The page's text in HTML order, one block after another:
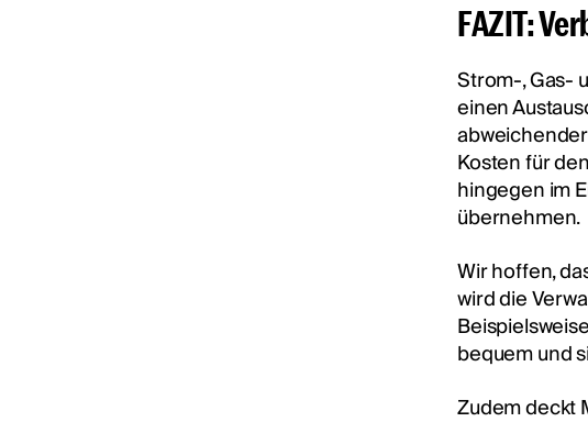
FAZIT:
Strom-, Gas-
einen
Kosten für
hingegen im
übernehmen.
Wir hoffen,
wird die
bequem und
Zudem deckt